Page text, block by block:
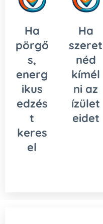
Ha
pörgő
s,
energ
ikus
edzés
t
keres
el
Ha
szeret
néd
kímél
ni az
ízület
eidet